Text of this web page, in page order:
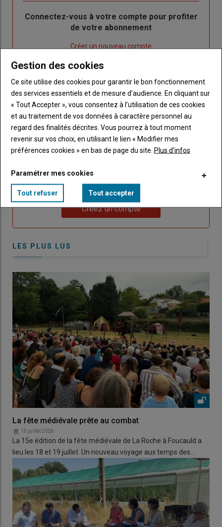
Body
Connectez-vous à votre compte pour profiter
de votre abonnement
un
nouveau
compte"
Créer un nouveau compte
"Réinitialiser
votre
mot
de
passe"
Lien
"Je
me
connecte"
Je me connecte
Sous-
titre
Vous n'êtes pas abonné(e)
TITRE CRÉEZ UN COMPTE
BodyChoisissez votre formule et créez votre
compte pour accéder à tout Caracterres.
Lien Créez un compte
LES PLUS LUS
La fête médiévale prête au combat
15 juillet 2026
La 15e édition de la fête médiévale de La Roche à Foucauld a
lieu les 18 et 19 juillet. Un nouveau voyage aux temps des…
Gestion des cookies
Ce site utilise des cookies pour garantir le bon fonctionnement
des services essentiels et de mesure d’audience. En cliquant sur
« Tout Accepter », vous consentez à l’utilisation de ces cookies
et au traitement de vos données à caractère personnel au
regard des finalités décrites. Vous pourrez à tout moment
revenir sur vos choix, en utilisant le lien « Modifier mes
préférences cookies » en bas de page du site. Plus d'infos
Paramétrer mes cookies
Tout refuser Tout accepter